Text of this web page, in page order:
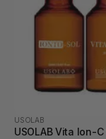
USOLAB
USOLAB Vita Ion-